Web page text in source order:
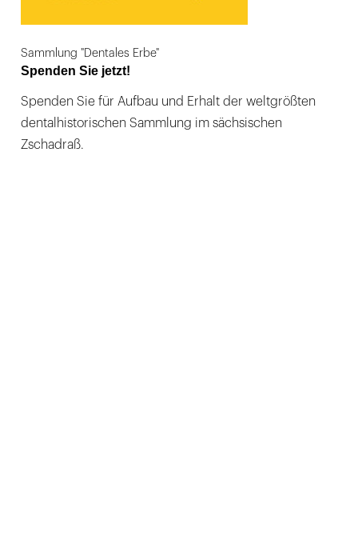
Sammlung "Dentales Erbe"
Spenden Sie jetzt!
Spenden Sie für Aufbau und Erhalt der weltgrößten
dentalhistorischen Sammlung im sächsischen
Zschadraß.